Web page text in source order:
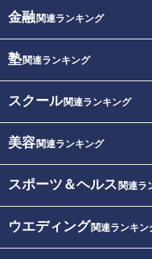
金融関連ランキング
塾関連ランキング
スクール関連ランキング
美容関連ランキング
スポーツ＆ヘルス 関連ラ
ウエディング関連ランキン